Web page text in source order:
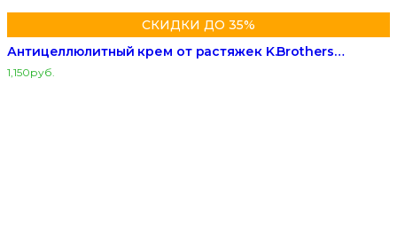
СКИДКИ ДО 35%
Антицеллюлитный крем от растяжек K.Brothers…
1,150руб.